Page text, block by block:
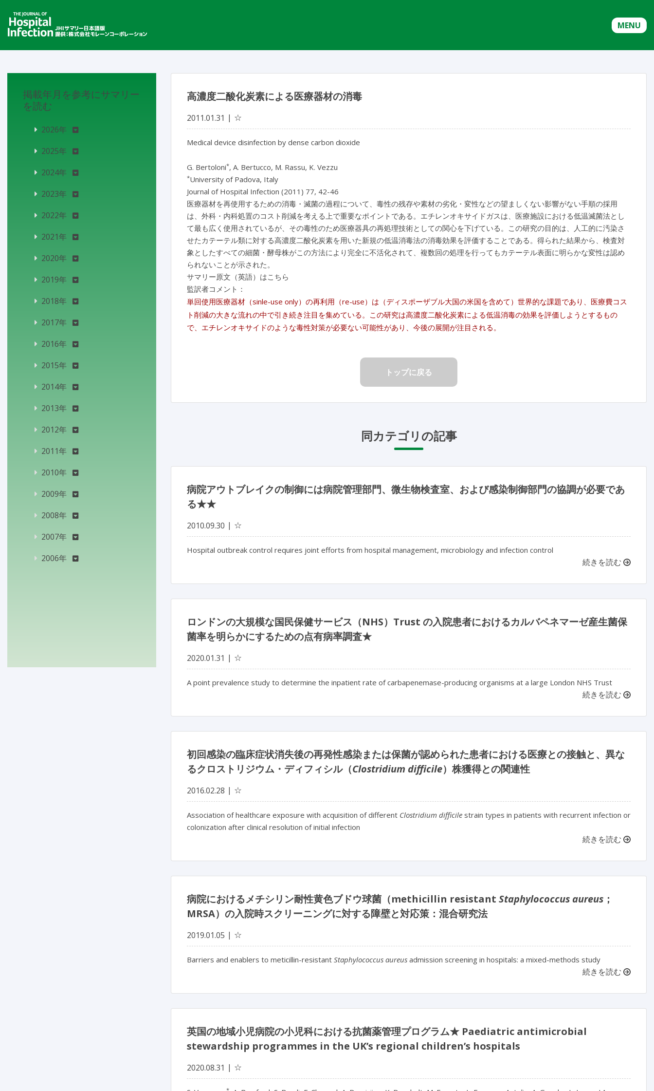
MENU
高濃度二酸化炭素による医療器材の消毒
2011.01.31 ☆
Medical device disinfection by dense carbon dioxide
G. Bertoloni*, A. Bertucco, M. Rassu, K. Vezzu
*University of Padova, Italy
Journal of Hospital Infection (2011) 77, 42-46
医療器材を再使用するための消毒・滅菌の過程について、毒性の残存や素材の劣化・変性などの望ましくない影響がない手順の採用
は、外科・内科処置のコスト削減を考える上で重要なポイントである。エチレンオキサイドガスは、医療施設における低温滅菌法とし
て最も広く使用されているが、その毒性のため医療器具の再処理技術としての関心を下げている。この研究の目的は、人工的に汚染さ
せたカテーテル類に対する高濃度二酸化炭素を用いた新規の低温消毒法の消毒効果を評価することである。得られた結果から、検査対
象としたすべての細菌・酵母株がこの方法により完全に不活化されて、複数回の処理を行ってもカテーテル表面に明らかな変性は認め
られないことが示された。
サマリー原文（英語）はこちら
監訳者コメント：
単回使用医療器材（sinle-use only）の再利用（re-use）は（ディスポーザブル大国の米国を含めて）世界的な課題であり、医療費コス
ト削減の大きな流れの中で引き続き注目を集めている。この研究は高濃度二酸化炭素による低温消毒の効果を評価しようとするもの
で、エチレンオキサイドのような毒性対策が必要ない可能性があり、今後の展開が注目される。
トップに戻る
同カテゴリの記事
病院アウトブレイクの制御には病院管理部門、微生物検査室、および感染制御部門の協調が必要であ
る★★
2010.09.30 ☆
Hospital outbreak control requires joint efforts from hospital management, microbiology and infection control
続きを読む
ロンドンの大規模な国民保健サービス（NHS）Trust の入院患者におけるカルバペネマーゼ産生菌保
菌率を明らかにするための点有病率調査★
2020.01.31 ☆
A point prevalence study to determine the inpatient rate of carbapenemase-producing organisms at a large London NHS Trust
続きを読む
初回感染の臨床症状消失後の再発性感染または保菌が認められた患者における医療との接触と、異な
るクロストリジウム・ディフィシル（Clostridium difficile）株獲得との関連性
2016.02.28 ☆
Association of healthcare exposure with acquisition of different Clostridium difficile strain types in patients with recurrent infection or
colonization after clinical resolution of initial infection
続きを読む
病院におけるメチシリン耐性黄色ブドウ球菌（methicillin resistant Staphylococcus aureus ；
MRSA）の入院時スクリーニングに対する障壁と対応策：混合研究法
2019.01.05 ☆
Barriers and enablers to meticillin-resistant Staphylococcus aureus admission screening in hospitals: a mixed-methods study
続きを読む
英国の地域小児病院の小児科における抗菌薬管理プログラム★ Paediatric antimicrobial
stewardship programmes in the UK’s regional children’s hospitals
2020.08.31 ☆
掲載年月を参考にサマリー
を読む
2026年
2025年
2024年
2023年
2022年
2021年
2020年
2019年
2018年
2017年
2016年
2015年
2014年
2013年
2012年
2011年
2010年
2009年
2008年
2007年
2006年